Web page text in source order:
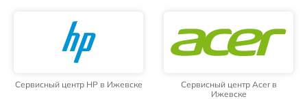
Сервисный центр HP в Ижевске
Сервисный центр Acer в
Ижевске